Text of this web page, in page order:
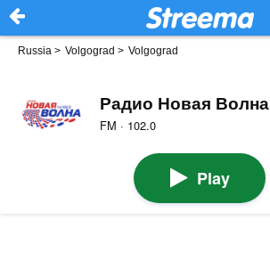
Russia > Volgograd > Volgograd
Радио Новая Волна
FM · 102.0
Play